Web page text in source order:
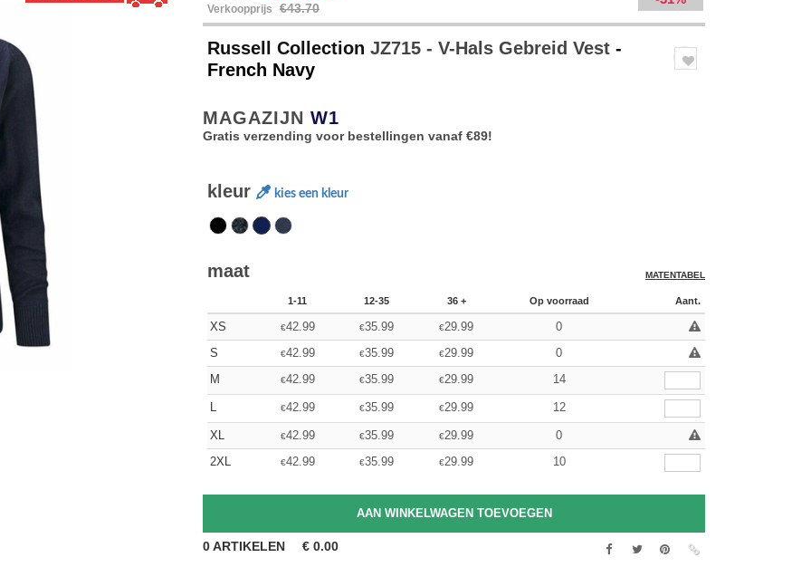
Verkoopprijs €43.70
Russell Collection JZ715 - V-Hals Gebreid Vest -
French Navy
MAGAZIJN W1
Gratis verzending voor bestellingen vanaf €89!
kleur kies een kleur
maat MATENTABEL
1-11 12-35 36 + Op voorraad Aant.
XS €42.99 €35.99 €29.99
0
S
€42.99 €35.99 €29.99
0
M
€42.99 €35.99 €29.99 14
L €42.99 €35.99 €29.99 12
XL €42.99 €35.99 €29.99
0
2XL
€42.99 €35.99 €29.99 10
0ARTIKELEN € 0.00